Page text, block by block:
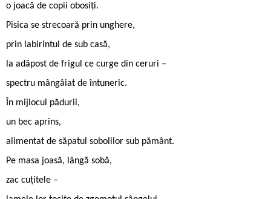
o joacă de copii obosiți.
Pisica se strecoară prin unghere,
prin labirintul de sub casă,
la adăpost de frigul ce curge din ceruri –
spectru mângâiat de întuneric.
În mijlocul pădurii,
un bec aprins,
alimentat de săpatul sobolilor sub pământ.
Pe masa joasă, lângă sobă,
zac cuțitele –